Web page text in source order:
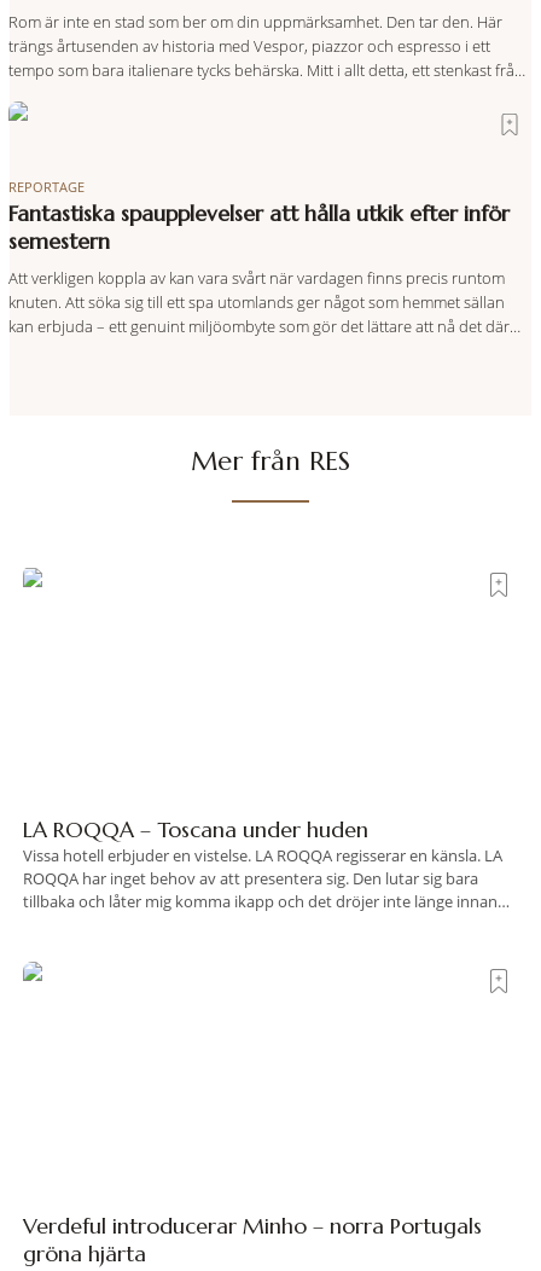
Rom är inte en stad som ber om din uppmärksamhet. Den tar den. Här
trängs årtusenden av historia med Vespor, piazzor och espresso i ett
tempo som bara italienare tycks behärska. Mitt i allt detta, ett stenkast från
den smått osannolika bedriften att
REPORTAGE
Fantastiska spaupplevelser att hålla utkik efter inför
semestern
Att verkligen koppla av kan vara svårt när vardagen finns precis runtom
knuten. Att söka sig till ett spa utomlands ger något som hemmet sällan
kan erbjuda – ett genuint miljöombyte som gör det lättare att nå det där
Mer från RES
LA ROQQA – Toscana under huden
Vissa hotell erbjuder en vistelse. LA ROQQA regisserar en känsla. LA
ROQQA har inget behov av att presentera sig. Den lutar sig bara
tillbaka och låter mig komma ikapp och det dröjer inte länge innan
Verdeful introducerar Minho – norra Portugals
gröna hjärta